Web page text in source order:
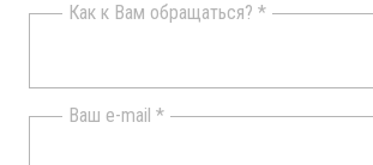
Как к Вам обращаться? *
Ваш e-mail *